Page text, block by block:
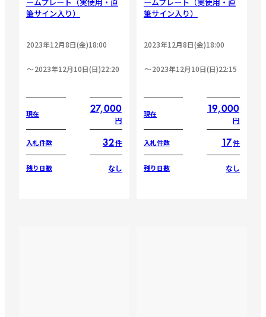
筆サイン入り）
2023年12月8日(金)18:00
2023年12月10日(日)22:20
現在 27,000
円
入札件数 32件
残り日数 なし
筆サイン入り）
2023年12月8日(金)18:00
2023年12月10日(日)22:15
現在 19,000
円
入札件数 17件
残り日数 なし